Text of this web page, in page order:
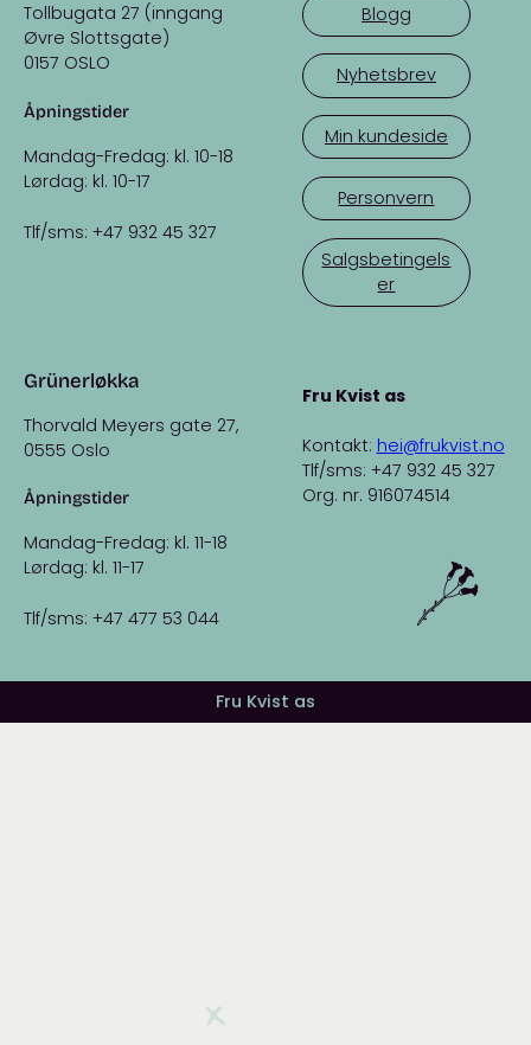
Tollbugata 27 (inngang
Øvre Slottsgate)
0157 OSLO
Åpningstider
Mandag-Fredag: kl. 10-18
Lørdag: kl. 10-17
Tlf/sms: +47 932 45 327
Grünerløkka
Thorvald Meyers gate 27,
0555 Oslo
Åpningstider
Mandag-Fredag: kl. 11-18
Lørdag: kl. 11-17
Tlf/sms: +47 477 53 044
Blogg
Nyhetsbrev
Min kundeside
Personvern
Salgsbetingels
er
Fru Kvist as
Kontakt: hei@frukvist.no
Tlf/sms: +47 932 45 327
Org. nr. 916074514
Fru Kvist as